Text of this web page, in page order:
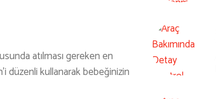
atılması gereken en
düzenli kullanarak bebeğinizin